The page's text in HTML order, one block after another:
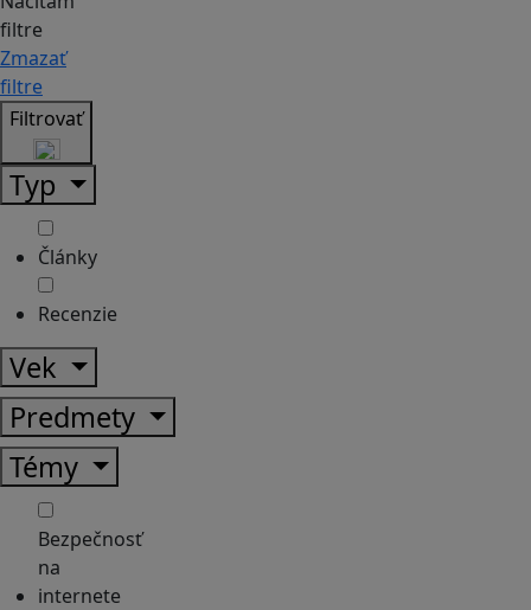
filtre
Zmazať
filtre
Filtrovať
Typ
Články
Recenzie
Vek
Predmety
Témy
Bezpečnosť
na
internete